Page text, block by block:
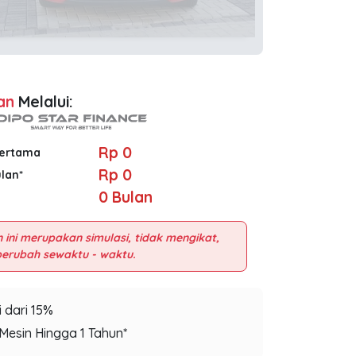
Melalui:
Rp 0
Rp 0
0Bulan
ini merupakan simulasi, tidak mengikat,
dari 15%
Hingga 1 Tahun*